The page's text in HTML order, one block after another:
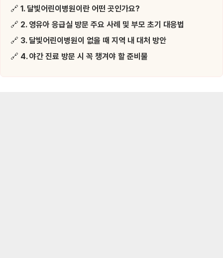
🔗 1. 달빛어린이병원이란 어떤 곳인가요?
🔗 2. 영유아 응급실 방문 주요 사례 및 부모 초기 대응법
🔗 3. 달빛어린이병원이 없을 때 지역 내 대처 방안
🔗 4. 야간 진료 방문 시 꼭 챙겨야 할 준비물